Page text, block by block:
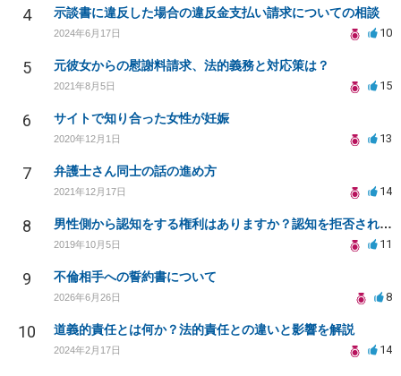
4 示談書に違反した場合の違反金支払い請求についての相談
2024年6月17日 10
5 元彼女からの慰謝料請求、法的義務と対応策は？
2021年8月5日 15
6 サイトで知り合った女性が妊娠
2020年12月1日 13
7 弁護士さん同士の話の進め方
2021年12月17日 14
8 男性側から認知をする権利はありますか？認知を拒否され父親になる権利を奪われたら法律問題になりますか？
2019年10月5日 11
9 不倫相手への誓約書について
2026年6月26日 8
10 道義的責任とは何か？法的責任との違いと影響を解説
2024年2月17日 14